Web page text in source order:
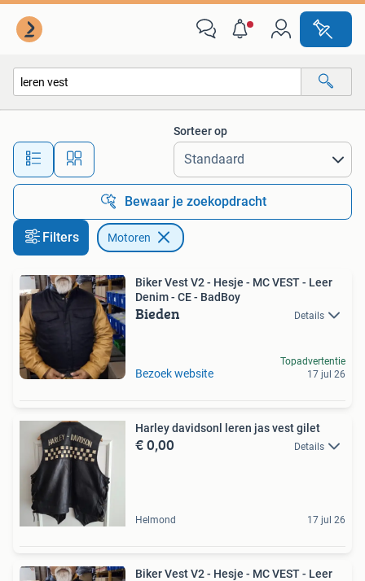
Alle afstanden…
Sorteer op
Bewaar je zoekopdracht
Filters Motoren
Biker Vest V2 - Hesje - MC VEST - Leer
Denim - CE - BadBoy
Bieden Details
Bezoek website
Topadvertentie
17 jul 26
Harley davidsonl leren jas vest gilet
€ 0,00 Details
Helmond 17 jul 26
Biker Vest V2 - Hesje - MC VEST - Leer